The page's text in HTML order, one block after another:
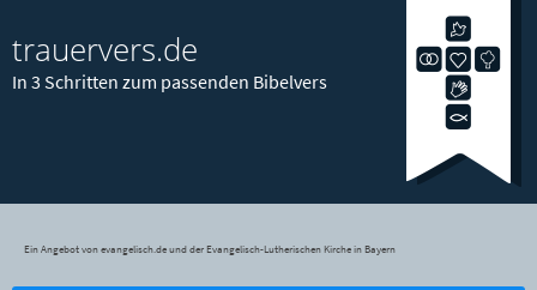
trauervers.de
In 3 Schritten zum passenden Bibelvers
Ein Angebot von evangelisch.de und der Evangelisch-Lutherischen Kirche in Bayern